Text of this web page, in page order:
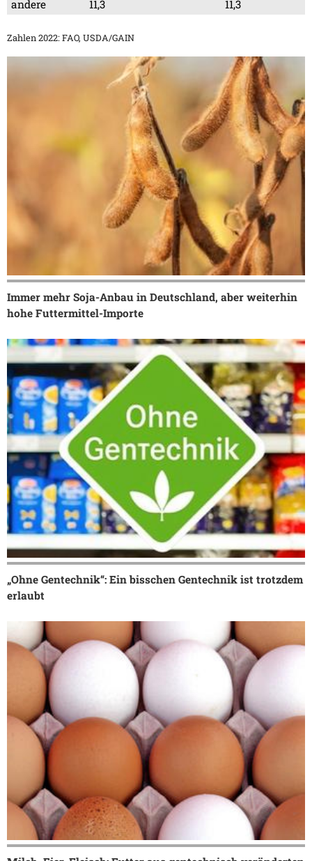
andere
11,3 11,3
Zahlen 2022: FAO, USDA/GAIN
Immer mehr Soja-Anbau in Deutschland, aber weiterhin
hohe Futtermittel-Importe
„Ohne Gentechnik“: Ein bisschen Gentechnik ist trotzdem
erlaubt